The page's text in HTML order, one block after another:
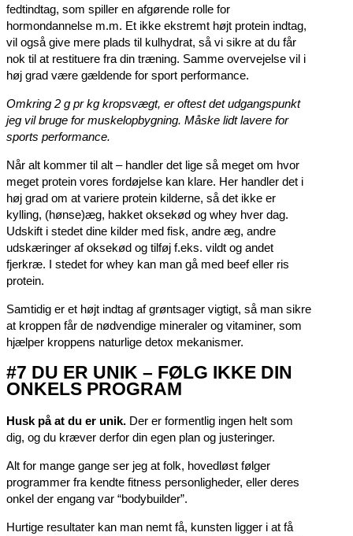
fedtindtag, som spiller en afgørende rolle for
hormondannelse m.m. Et ikke ekstremt højt protein indtag,
vil også give mere plads til kulhydrat, så vi sikre at du får
nok til at restituere fra din træning. Samme overvejelse vil i
høj grad være gældende for sport performance.
Omkring 2 g pr kg kropsvægt, er oftest det udgangspunkt
jeg vil bruge for muskelopbygning. Måske lidt lavere for
sports performance.
Når alt kommer til alt – handler det lige så meget om hvor
meget protein vores fordøjelse kan klare. Her handler det i
høj grad om at variere protein kilderne, så det ikke er
kylling, (hønse)æg, hakket oksekød og whey hver dag.
Udskift i stedet dine kilder med fisk, andre æg, andre
udskæringer af oksekød og tilføj f.eks. vildt og andet
fjerkræ. I stedet for whey kan man gå med beef eller ris
protein.
Samtidig er et højt indtag af grøntsager vigtigt, så man sikre
at kroppen får de nødvendige mineraler og vitaminer, som
hjælper kroppens naturlige detox mekanismer.
#7 DU ER UNIK – FØLG IKKE DIN
ONKELS PROGRAM
Husk på at du er unik. Der er formentlig ingen helt som
dig, og du kræver derfor din egen plan og justeringer.
Alt for mange gange ser jeg at folk, hovedløst følger
programmer fra kendte fitness personligheder, eller deres
onkel der engang var “bodybuilder”.
Hurtige resultater kan man nemt få, kunsten ligger i at få